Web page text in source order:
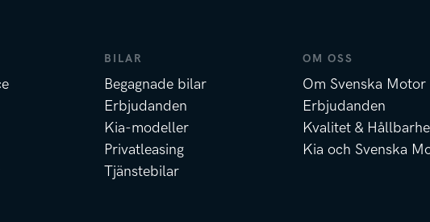
BILAR
Begagnade bilar
Erbjudanden
Kia-modeller
Privatleasing
Tjänstebilar
OM OSS
Om Svenska Motor
Erbjudanden
Kvalitet &
Kia och Svenska